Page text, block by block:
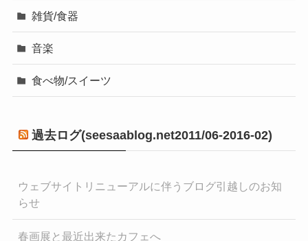
雑貨/食器
音楽
食べ物/スイーツ
過去ログ(seesaablog.net2011/06-2016-02)
ウェブサイトリニューアルに伴うブログ引越しのお知
らせ
春画展と最近出来たカフェへ